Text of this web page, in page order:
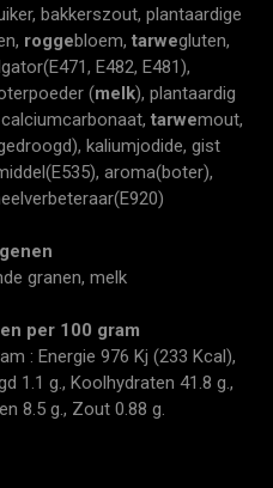
bakkerszout, plantaardige
roggebloem, tarwegluten,
E482, E481),
(melk), plantaardig
tarwemout,
kaliumjodide, gist
aroma(boter),
granen, melk
per 100 gram
: Energie 976 Kj (233 Kcal),
1.1 g., Koolhydraten 41.8 g.,
8.5 g., Zout 0.88 g.